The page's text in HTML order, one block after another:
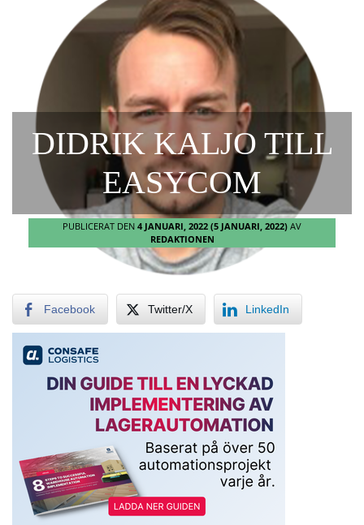
DIDRIK KALJO TILL
EASYCOM
PUBLICERAT DEN 4 JANUARI, 2022 (5 JANUARI, 2022) AV
REDAKTIONEN
Facebook Twitter/X LinkedIn